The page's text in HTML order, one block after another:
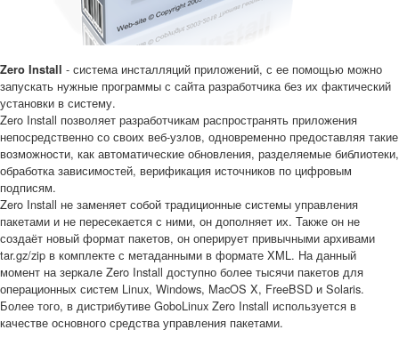
Zero Install - система инсталляций приложений, с ее помощью можно
запускать нужные программы с сайта разработчика без их фактический
установки в систему.
Zero Install позволяет разработчикам распространять приложения
непосредственно со своих веб-узлов, одновременно предоставляя такие
возможности, как автоматические обновления, разделяемые библиотеки,
обработка зависимостей, верификация источников по цифровым
подписям.
Zero Install не заменяет собой традиционные системы управления
пакетами и не пересекается с ними, он дополняет их. Также он не
создаёт новый формат пакетов, он оперирует привычными архивами
tar.gz/zip в комплекте с метаданными в формате XML. На данный
момент на зеркале Zero Install доступно более тысячи пакетов для
операционных систем Linux, Windows, MacOS X, FreeBSD и Solaris.
Более того, в дистрибутиве GoboLinux Zero Install используется в
качестве основного средства управления пакетами.